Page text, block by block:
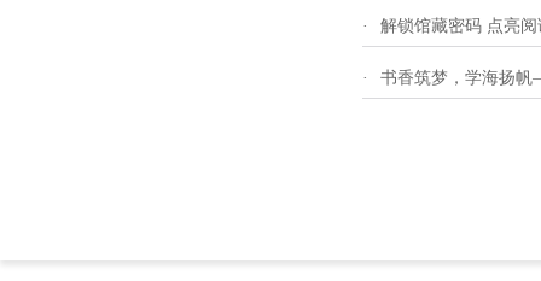
· 解锁馆藏密码 点亮
· 书香筑梦，学海扬